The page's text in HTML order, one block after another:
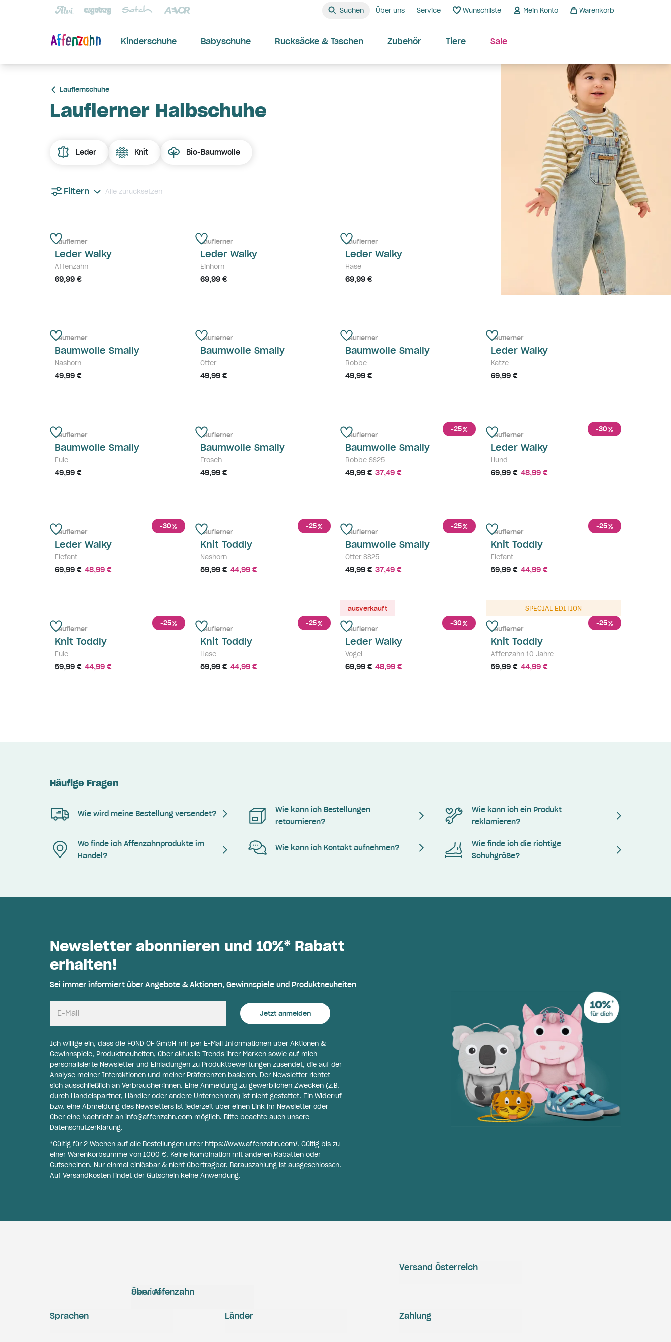
Suchen Über uns Service Wunschliste Mein Konto Warenkorb
Kinderschuhe Babyschuhe Rucksäcke & Taschen Zubehör Tiere Sale
Lauflernschuhe
Lauflerner Halbschuhe
Leder Knit Bio-Baumwolle
Filtern Alle zurücksetzen
Lauflerner
Leder Walky
Affenzahn
69,99 €
Lauflerner
Leder Walky
Einhorn
69,99 €
Lauflerner
Leder Walky
Hase
69,99 €
Lauflerner
Baumwolle Smally
Nashorn
49,99 €
Lauflerner
Baumwolle Smally
Otter
49,99 €
Lauflerner
Baumwolle Smally
Robbe
49,99 €
Lauflerner
Leder Walky
Katze
69,99 €
Lauflerner
Baumwolle Smally
Eule
49,99 €
Lauflerner
Baumwolle Smally
Frosch
49,99 €
-25%
Lauflerner
Baumwolle Smally
Robbe SS25
49,99 € 37,49 €
-30%
Lauflerner
Leder Walky
Hund
69,99 € 48,99 €
-30%
Lauflerner
Leder Walky
Elefant
69,99 € 48,99 €
-25%
Lauflerner
Knit Toddly
Nashorn
59,99 € 44,99 €
-25%
Lauflerner
Baumwolle Smally
Otter SS25
49,99 € 37,49 €
-25%
Lauflerner
Knit Toddly
Elefant
59,99 € 44,99 €
-25%
Lauflerner
Knit Toddly
Eule
59,99 € 44,99 €
-25%
Lauflerner
Knit Toddly
Hase
59,99 € 44,99 €
ausverkauft
-30%
Lauflerner
Leder Walky
Vogel
69,99 € 48,99 €
ausverkauftSPECIAL EDITION
-25%
Lauflerner
Knit Toddly
Affenzahn 10 Jahre
59,99 € 44,99 €
Häufige Fragen
Wie wird meine Bestellung versendet?
Wie kann ich Bestellungen
retournieren?
Wie kann ich ein Produkt
reklamieren?
Wo finde ich Affenzahnprodukte im
Handel?
Wie kann ich Kontakt aufnehmen?
Wie finde ich die richtige
Schuhgröße?
Newsletter abonnieren und 10%* Rabatt
erhalten!
Sei immer informiert über Angebote & Aktionen, Gewinnspiele und Produktneuheiten
E-Mail Jetzt anmelden
Ich willige ein, dass die FOND OF GmbH mir per E-Mail Informationen über Aktionen &
Gewinnspiele, Produktneuheiten, über aktuelle Trends ihrer Marken sowie auf mich
personalisierte Newsletter und Einladungen zu Produktbewertungen zusendet, die auf der
Analyse meiner Interaktionen und meiner Präferenzen basieren. Der Newsletter richtet
sich ausschließlich an Verbraucher:innen. Eine Anmeldung zu gewerblichen Zwecken (z.B.
durch Handelspartner, Händler oder andere Unternehmen) ist nicht gestattet. Ein Widerruf
bzw. eine Abmeldung des Newsletters ist jederzeit über einen Link im Newsletter oder
über eine Nachricht an info@affenzahn.com möglich. Bitte beachte auch unsere
Datenschutzerklärung.
*Gültig für 2 Wochen auf alle Bestellungen unter https://www.affenzahn.com/. Gültig bis zu
einer Warenkorbsumme von 1000 €. Keine Kombination mit anderen Rabatten oder
Gutscheinen. Nur einmal einlösbar & nicht übertragbar. Barauszahlung ist ausgeschlossen.
Auf Versandkosten findet der Gutschein keine Anwendung.
Service
Über Affenzahn
Versand Österreich
Zahlung
Sprachen Länder